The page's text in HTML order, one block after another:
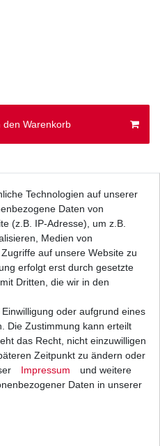
den Warenkorb
von
Technologien auf unserer
Daten von
(z.B. IP-Adresse), um z.B.
Medien von
auf unsere Website zu
erfolgt erst durch gesetzte
Dritten, die wir in den
oder aufgrund eines
Die Zustimmung kann erteilt
das Recht, nicht einzuwilligen
Zeitpunkt zu ändern oder
Impressum
und weitere
Daten in unserer